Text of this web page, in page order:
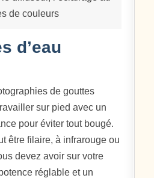
de couleurs
d’eau
de gouttes
sur pied avec un
pour éviter tout bougé.
être filaire, à infrarouge ou
devez avoir sur votre
réglable et un